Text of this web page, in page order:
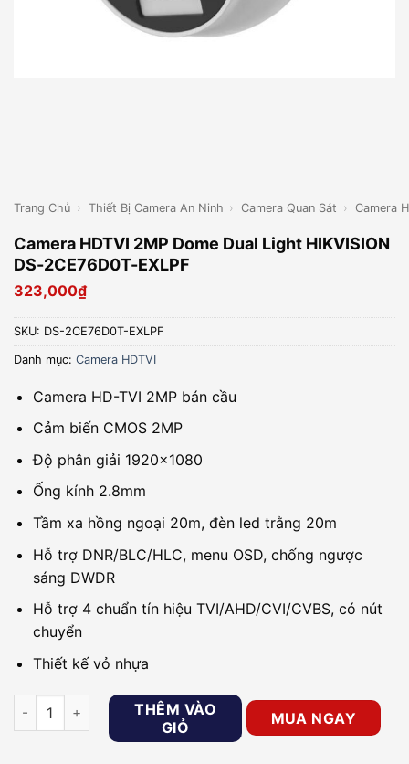
Trang Chủ › Thiết Bị Camera An Ninh › Camera Quan Sát › Camera
Camera HDTVI 2MP Dome Dual Light HIKVISION
DS-2CE76D0T-EXLPF
323,000₫
SKU: DS-2CE76D0T-EXLPF
Danh mục: Camera HDTVI
Camera HD-TVI 2MP bán cầu
Cảm biến CMOS 2MP
Độ phân giải 1920×1080
Ống kính 2.8mm
Tầm xa hồng ngoại 20m, đèn led trằng 20m
Hỗ trợ DNR/BLC/HLC, menu OSD, chống ngược
sáng DWDR
Hỗ trợ 4 chuẩn tín hiệu TVI/AHD/CVI/CVBS, có nút
chuyển
Thiết kế vỏ nhựa
Camera HDTVI 2MP Dome Dual Light HIKVISION DS-
THÊM VÀO
GIỎ
MUA NGAY